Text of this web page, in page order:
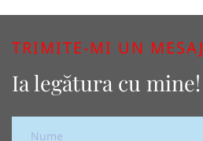
TRIMITE-MI UN MESAJ
Ia legătura cu mine!